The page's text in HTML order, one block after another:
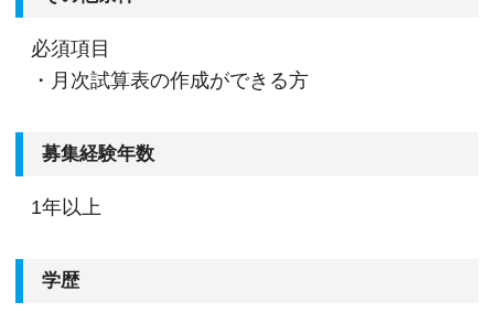
必須項目
・月次試算表の作成ができる方
募集経験年数
1年以上
学歴